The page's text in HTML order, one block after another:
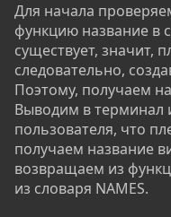
Для начала
функцию название в
существует, значит,
следовательно,
Поэтому, получаем
Выводим в
пользователя, что
получаем название
возвращаем из
из словаря NAMES.